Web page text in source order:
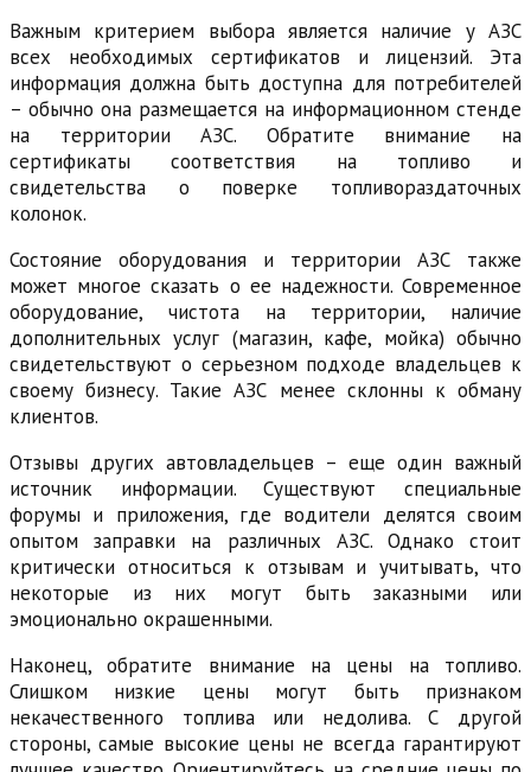
Важным критерием выбора является наличие у АЗС
всех необходимых сертификатов и лицензий. Эта
информация должна быть доступна для потребителей
– обычно она размещается на информационном стенде
на территории АЗС. Обратите внимание на
сертификаты соответствия на топливо и
свидетельства о поверке топливораздаточных
колонок.
Состояние оборудования и территории АЗС также
может многое сказать о ее надежности. Современное
оборудование, чистота на территории, наличие
дополнительных услуг (магазин, кафе, мойка) обычно
свидетельствуют о серьезном подходе владельцев к
своему бизнесу. Такие АЗС менее склонны к обману
клиентов.
Отзывы других автовладельцев – еще один важный
источник информации. Существуют специальные
форумы и приложения, где водители делятся своим
опытом заправки на различных АЗС. Однако стоит
критически относиться к отзывам и учитывать, что
некоторые из них могут быть заказными или
эмоционально окрашенными.
Наконец, обратите внимание на цены на топливо.
Слишком низкие цены могут быть признаком
некачественного топлива или недолива. С другой
стороны, самые высокие цены не всегда гарантируют